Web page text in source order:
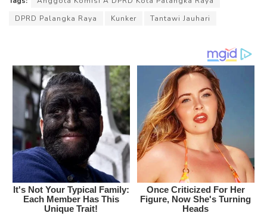
DPRD Palangka Raya
Kunker Tantawi Jauhari